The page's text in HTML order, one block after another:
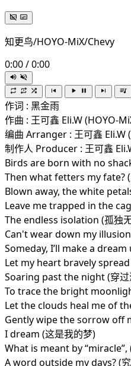
知更鸟/HOYO-MiX/Chevy
0:00/0:00
作词 : 黑金雨
作曲 : 王可鑫 Eli.W (HOYO-
编曲 Arranger : 王可鑫 Eli.W
制作人 Producer : 王可鑫
Birds are born with no
Then what fetters my fate?
Blown away, the white
Leave me trapped in the
The endless isolation (孤独
Can't wear down my
Someday, I’ll make a
Let my heart bravely
Soaring past the night (穿过
To trace the bright
Let the clouds heal me of
Gently wipe the sorrow off
I dream (这是我的梦)
What is meant by “miracle”,
A word outside my days? (